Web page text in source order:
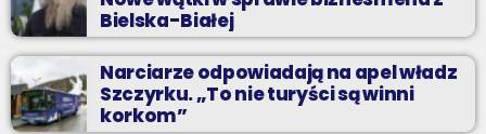
Bielska-Białej
Narciarze odpowiadają na apel władz
Szczyrku. „To nie turyści są winni
korkom”